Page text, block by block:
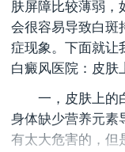
肤屏障比较薄弱，
会很容易导致白斑
症现象。下面就让
白癜风医院：皮肤
一，皮肤上的
身体缺少营养元素
有太大危害的，但